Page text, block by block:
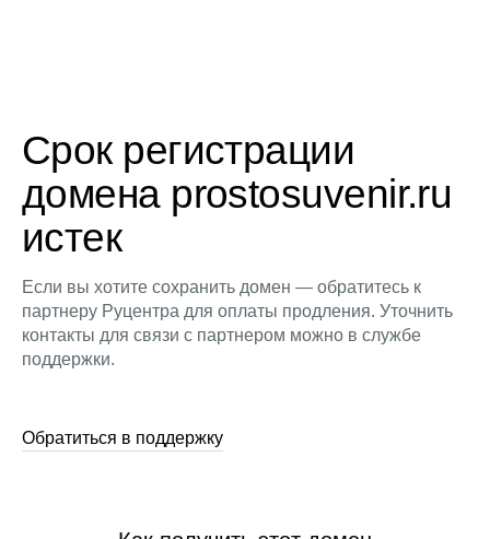
Срок регистрации
домена prostosuvenir.ru
истек
Если вы хотите сохранить домен — обратитесь к
партнеру Руцентра для оплаты продления. Уточнить
контакты для связи с партнером можно в службе
поддержки.
Обратиться в поддержку